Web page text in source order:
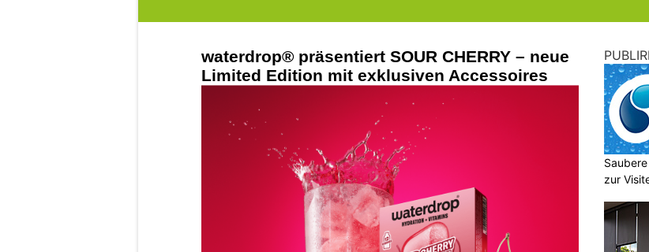
waterdrop® präsentiert SOUR CHERRY – neue
Limited Edition mit exklusiven Accessoires
zur